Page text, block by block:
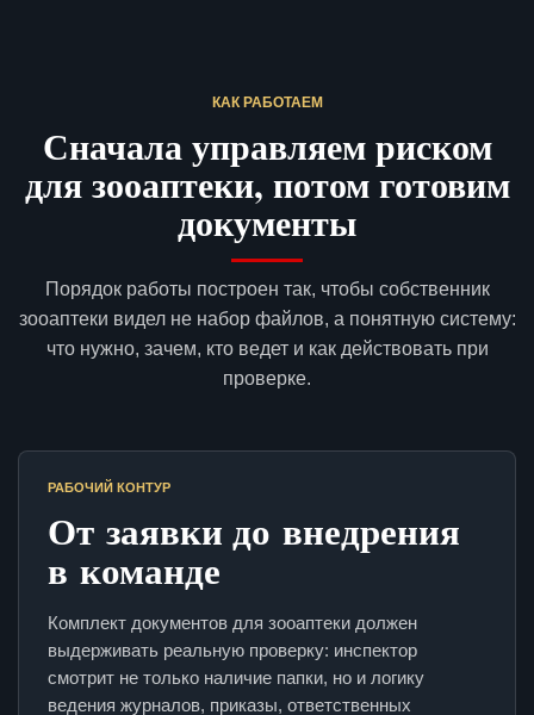
КАК РАБОТАЕМ
Сначала управляем риском
для зооаптеки, потом готовим
документы
Порядок работы построен так, чтобы собственник
зооаптеки видел не набор файлов, а понятную систему:
что нужно, зачем, кто ведет и как действовать при
проверке.
РАБОЧИЙ КОНТУР
От заявки до внедрения
в команде
Комплект документов для зооаптеки должен
выдерживать реальную проверку: инспектор
смотрит не только наличие папки, но и логику
ведения журналов, приказы, ответственных